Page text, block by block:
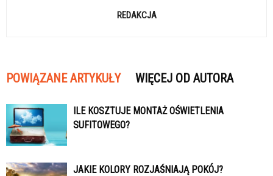
REDAKCJA
POWIĄZANE ARTYKUŁY WIĘCEJ OD AUTORA
ILE KOSZTUJE MONTAŻ OŚWIETLENIA
SUFITOWEGO?
JAKIE KOLORY ROZJAŚNIAJĄ POKÓJ?